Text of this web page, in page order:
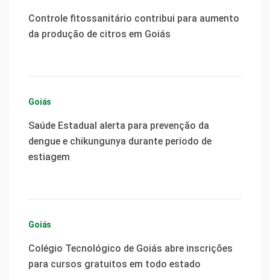
Controle fitossanitário contribui para aumento
da produção de citros em Goiás
Goiás
Saúde Estadual alerta para prevenção da
dengue e chikungunya durante período de
estiagem
Goiás
Colégio Tecnológico de Goiás abre inscrições
para cursos gratuitos em todo estado